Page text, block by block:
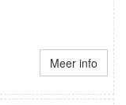
Meer info